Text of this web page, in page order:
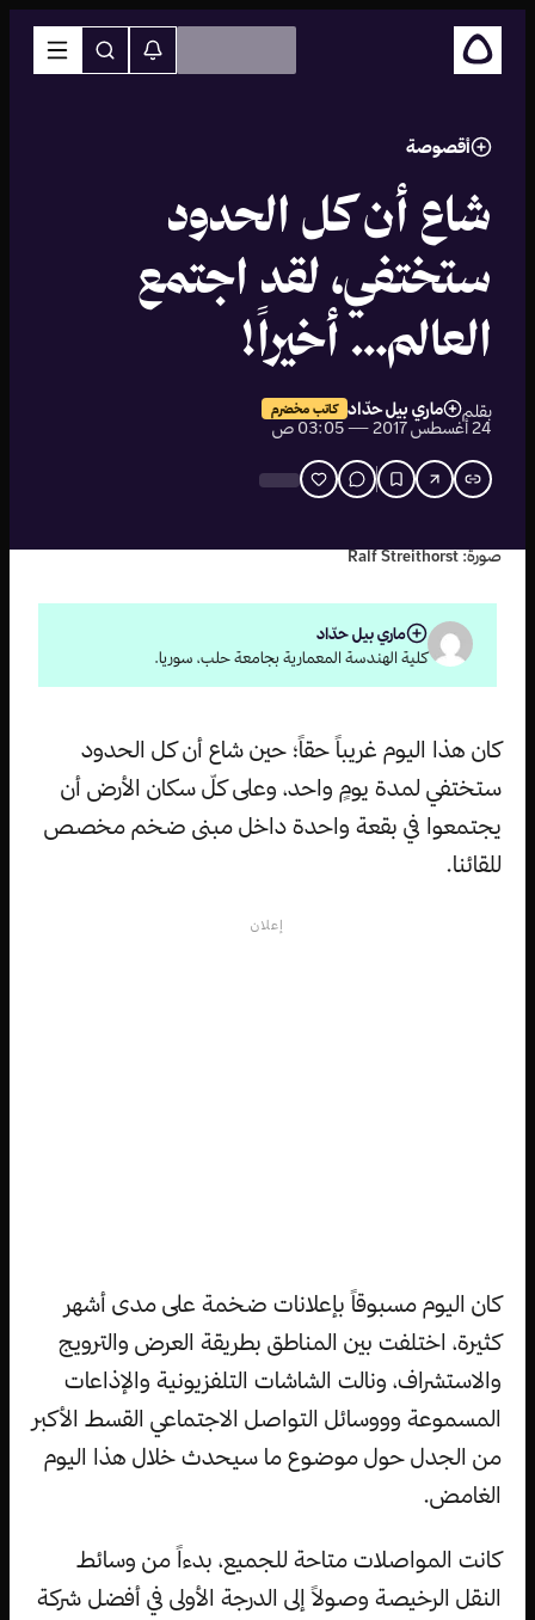
أقصوصة
شاع أن كل الحدود
ستختفي، لقد اجتمع
العالم… أخيراً!
بقلم ماري بيل حدّاد كاتب مخضرم
24 أغسطس 2017 — 03:05 ص
صورة: Ralf Streithorst
ماري بيل حدّاد
كلية الهندسة المعمارية بجامعة حلب، سوريا.
كان هذا اليوم غريباً حقاً؛ حين شاع أن كل الحدود
ستختفي لمدة يومٍ واحد، وعلى كلّ سكان الأرض أن
يجتمعوا في بقعة واحدة داخل مبنى ضخم مخصص
للقائنا.
إعلان
كان اليوم مسبوقاً بإعلانات ضخمة على مدى أشهر
كثيرة، اختلفت بين المناطق بطريقة العرض والترويج
والاستشراف، ونالت الشاشات التلفزيونية والإذاعات
المسموعة وووسائل التواصل الاجتماعي القسط الأكبر
من الجدل حول موضوع ما سيحدث خلال هذا اليوم
الغامض.
كانت المواصلات متاحة للجميع، بدءاً من وسائط
النقل الرخيصة وصولاً إلى الدرجة الأولى في أفضل شركة